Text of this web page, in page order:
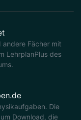
Fächer mit
LehrplanPlus des
Die
Download, die